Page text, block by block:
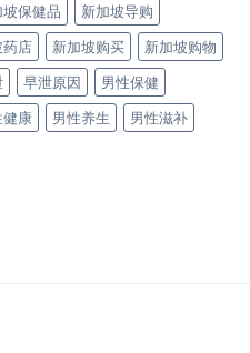
坡保健品
新加坡导购
药店 新加坡购买
新加坡购物
早泄原因
男性保健
健康 男性养生
男性滋补